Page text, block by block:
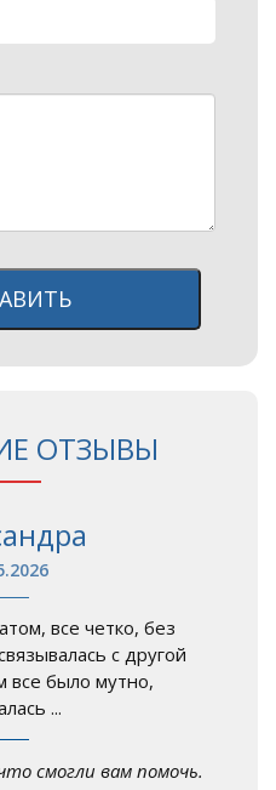
ОТЗЫВЫ
все четко, без
с другой
все было мутно,
...
смогли вам помочь.